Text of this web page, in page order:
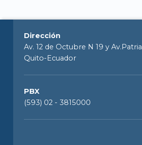
Dirección
Av. 12 de Octubre N 19 y Av.Patria
Quito-Ecuador
PBX
(593) 02 - 3815000